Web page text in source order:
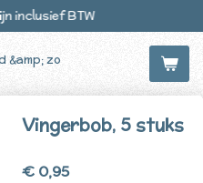
inclusief BTW
Vingerbob, 5 stuks
€ 0,95